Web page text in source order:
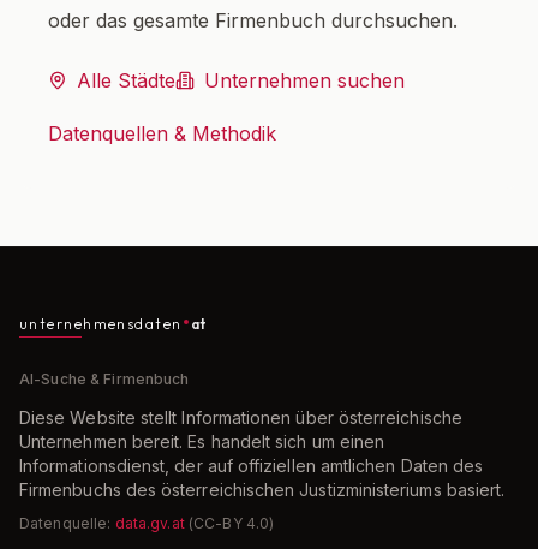
oder das gesamte Firmenbuch durchsuchen.
Alle Städte Unternehmen suchen
Datenquellen & Methodik
unternehmensdaten at
AI-Suche & Firmenbuch
Diese Website stellt Informationen über österreichische
Unternehmen bereit. Es handelt sich um einen
Informationsdienst, der auf offiziellen amtlichen Daten des
Firmenbuchs des österreichischen Justizministeriums basiert.
Datenquelle: data.gv.at (CC-BY 4.0)